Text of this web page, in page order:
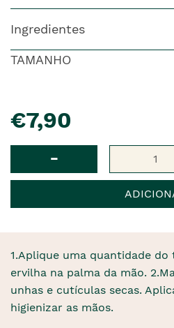
Ingredientes
TAMANHO
€7,90
-
1.Aplique uma quantidade do
ervilha na palma da mão.
unhas e cutículas secas.
higienizar as mãos.